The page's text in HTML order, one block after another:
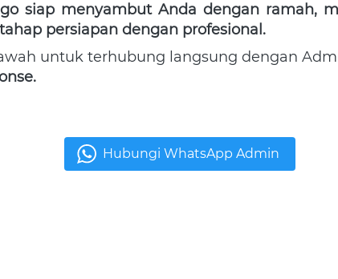
siap menyambut Anda dengan ramah,
persiapan dengan profesional.
untuk terhubung langsung dengan
` Hubungi WhatsApp Admin